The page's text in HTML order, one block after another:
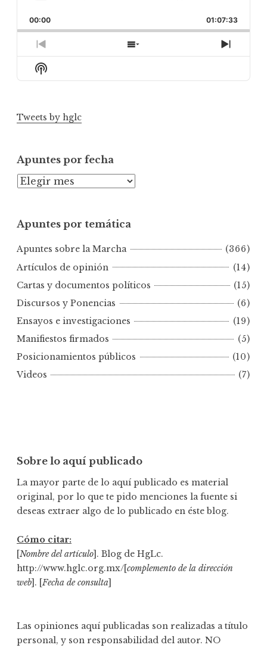
Rate
Forward
00:00 01:07:33
Previous
Episode
Show
Episodes
Next
Show
Podcast
Tweets by hglc
Apuntes por fecha
A
n
e
s
p
f
e
c
Apuntes por temática
Apuntes sobre la Marcha
(366)
Artículos de opinión
(14)
Cartas y documentos políticos
(15)
Discursos y Ponencias
(6)
Ensayos e investigaciones
(19)
Manifiestos firmados
(5)
Posicionamientos públicos
(10)
Videos
(7)
Sobre lo aquí publicado
La mayor parte de lo aquí publicado es material
original, por lo que te pido menciones la fuente si
deseas extraer algo de lo publicado en éste blog.
Cómo citar:
[Nombre del artículo]. Blog de HgLc.
http://www.hglc.org.mx/[complemento de la dirección
web]. [Fecha de consulta]
Las opiniones aquí publicadas son realizadas a título
personal, y son responsabilidad del autor. NO